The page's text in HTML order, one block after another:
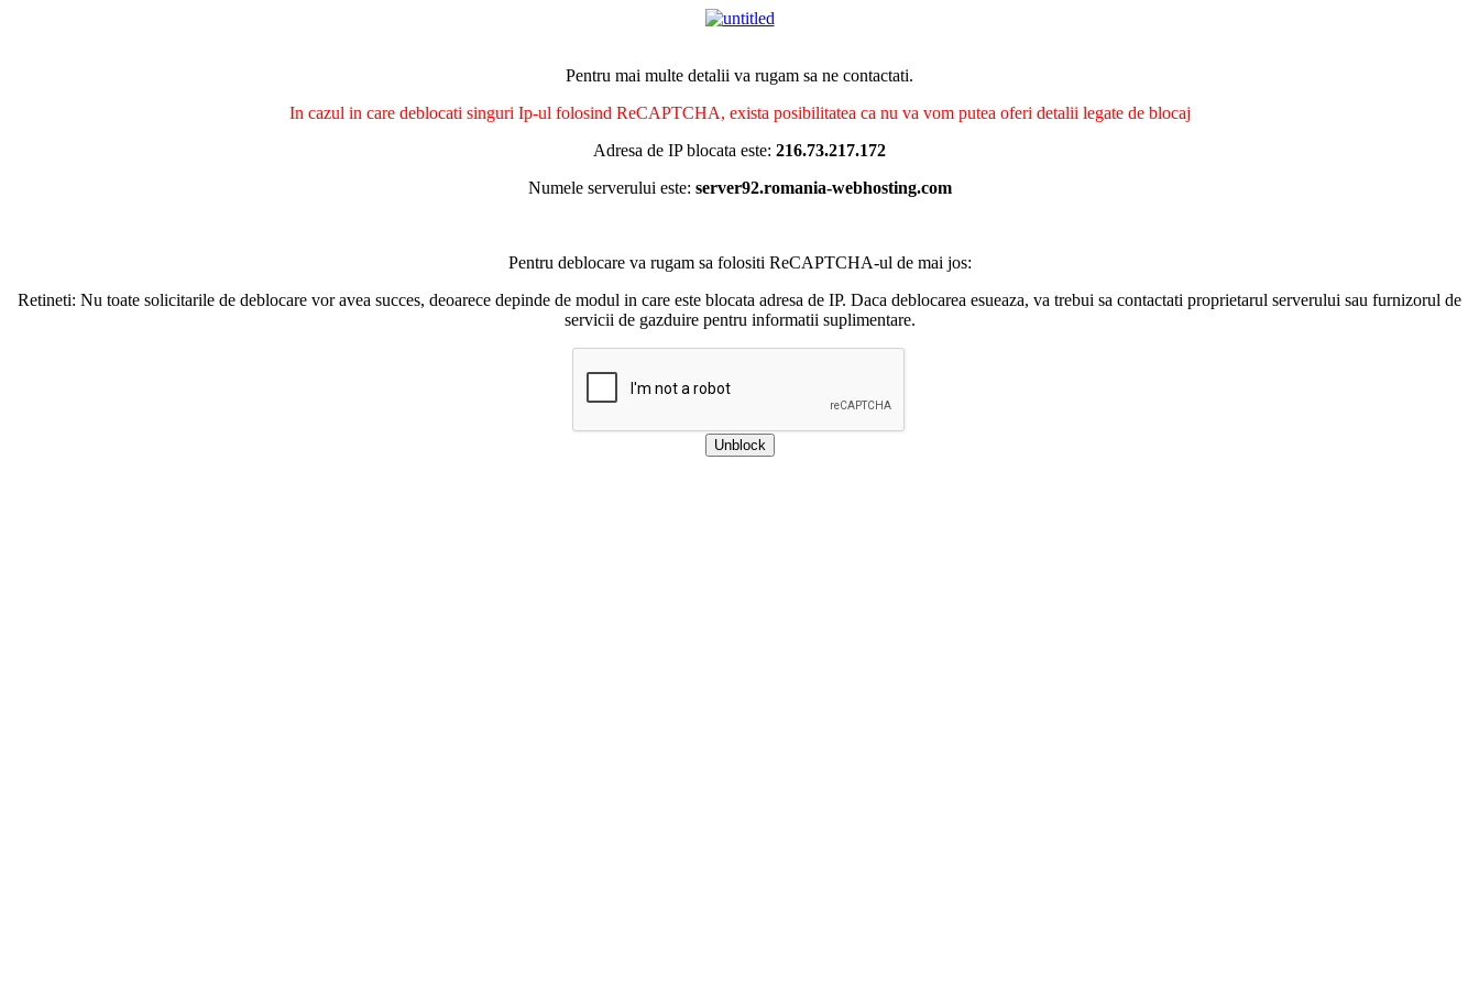
Pentru mai multe detalii va rugam sa ne contactati.
In cazul in care deblocati singuri Ip-ul folosind ReCAPTCHA, exista posibilitatea ca nu va vom putea oferi detalii legate de blocaj
Adresa de IP blocata este: 216.73.217.172
Numele serverului este: server92.romania-webhosting.com
Pentru deblocare va rugam sa folositi ReCAPTCHA-ul de mai jos:
Retineti: Nu toate solicitarile de deblocare vor avea succes, deoarece depinde de modul in care este blocata adresa de IP. Daca deblocarea esueaza, va trebui sa contactati proprietarul serverului sau furnizorul de
servicii de gazduire pentru informatii suplimentare.